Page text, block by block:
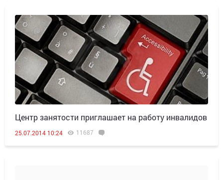
Центр занятости приглашает на работу инвалидов
25.07.2014 10:24 11687